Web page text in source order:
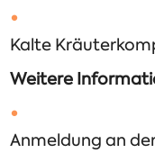
Kalte
Weitere
Anmeldung an